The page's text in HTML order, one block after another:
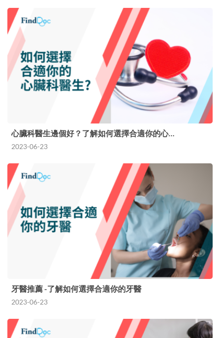
心臟科醫生邊個好？了解如何選擇合適你的心…
2023-06-23
牙醫推薦 -了解如何選擇合適你的牙醫
2023-06-23